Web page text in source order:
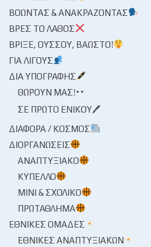
ΒΟΏΝΤΑΣ & ΑΝΑΚΡΆΖΟΝΤΑΣ
ΒΡΕΣ ΤΟ ΛΆΘΟΣ
ΒΡΊΞΕ, ΟΎΣΣΟΥ, ΒΆΩΣΤΟ!
ΓΙΑ ΛΊΓΟΥΣ
ΔΙΑ ΥΠΟΓΡΑΦΉΣ
ΘΩΡΟΎΝ ΜΑΣ!
ΣΕ ΠΡΏΤΟ ΕΝΙΚΟΎ🖊
ΔΙΆΦΟΡΑ / ΚΌΣΜΟΣ
ΔΙΟΡΓΑΝΏΣΕΙΣ
ΑΝΑΠΤΥΞΙΑΚΌ
ΚΎΠΕΛΛΟ
ΜΊΝΙ & ΣΧΟΛΙΚΌ
ΠΡΩΤΆΘΛΗΜΑ
ΕΘΝΙΚΈΣ ΟΜΆΔΕΣ
ΕΘΝΙΚΈΣ ΑΝΑΠΤΥΞΙΑΚΏΝ